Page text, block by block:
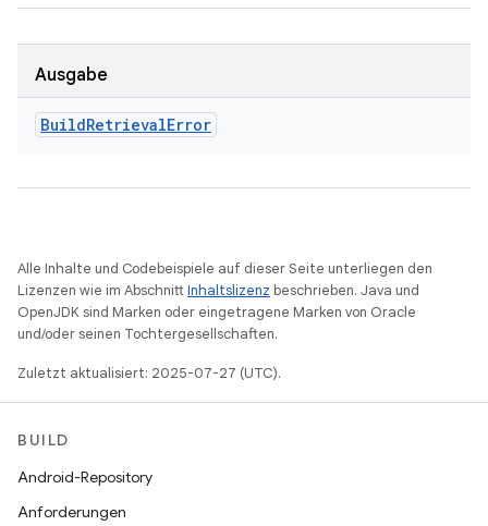
Ausgabe
BuildRetrievalError
Alle Inhalte und Codebeispiele auf dieser Seite unterliegen den
Lizenzen wie im AbschnittInhaltslizenz beschrieben. Java und
OpenJDK sind Marken oder eingetragene Marken von Oracle
und/oder seinen Tochtergesellschaften.
Zuletzt aktualisiert: 2025-07-27 (UTC).
BUILD
Android-Repository
Anforderungen